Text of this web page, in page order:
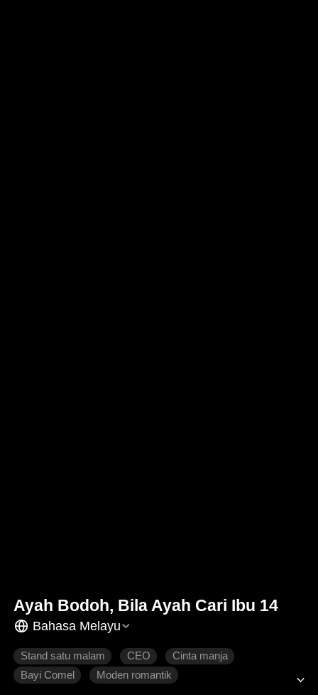
Ayah Bodoh, Bila Ayah Cari Ibu 14
Bahasa Melayu
Stand satu malam CEO
Cinta manja
Bayi Comel
Moden romantik